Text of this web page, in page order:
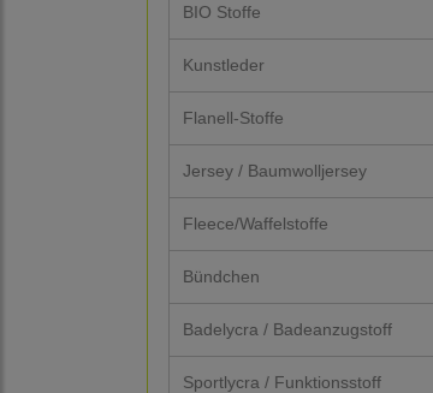
BIO Stoffe
Kunstleder
Flanell-Stoffe
Jersey / Baumwolljersey
Fleece/Waffelstoffe
Bündchen
Badelycra / Badeanzugstoff
Sportlycra / Funktionsstoff